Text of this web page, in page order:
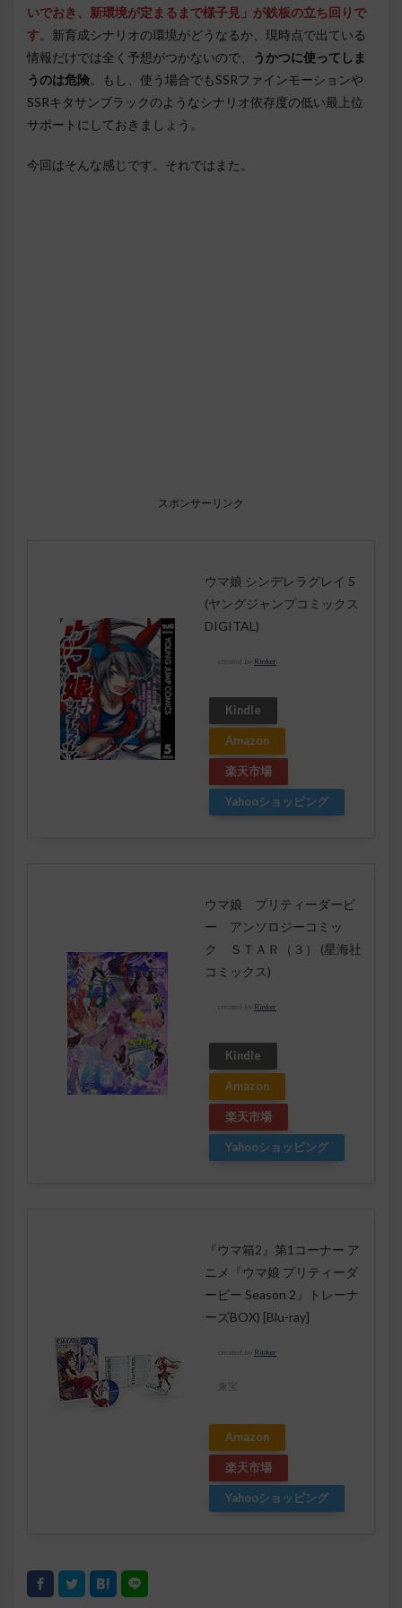
いでおき、新環境が定まるまで様子見」が鉄板の立ち回りで
す。新育成シナリオの環境がどうなるか、現時点で出ている
情報だけでは全く予想がつかないので、
うかつに使ってしま
うのは危険。もし、使う場合でもSSRファインモーションや
SSRキタサンブラックのようなシナリオ依存度の低い最上位
サポートにしておきましょう。
今回はそんな感じです。それではまた。
スポンサーリンク
ウマ娘 シンデレラグレイ 5
(ヤングジャンプコミックス
DIGITAL)
created by Rinker
Kindle
Amazon
楽天市場
Yahooショッピング
ウマ娘 プリティーダービ
ー アンソロジーコミッ
ク ＳＴＡＲ（３） (星海社
コミックス)
created by Rinker
Kindle
Amazon
楽天市場
Yahooショッピング
『ウマ箱2』第1コーナー ア
ニメ『ウマ娘 プリティーダ
ービー Season 2』トレーナ
ーズBOX) [Blu-ray]
created by Rinker
東宝
Amazon
楽天市場
Yahooショッピング